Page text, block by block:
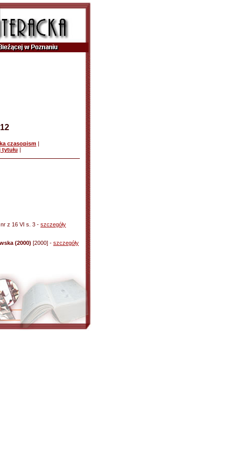
czasopism |
tytułu |
z 16 VI s. 3 - szczegóły
(2000) [2000] - szczegóły